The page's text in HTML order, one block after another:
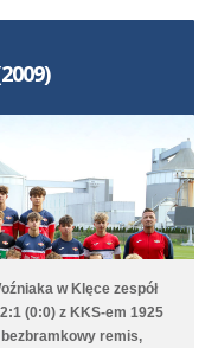
w Klęce zespół
(0:0) z KKS-em 1925
bezbramkowy remis,